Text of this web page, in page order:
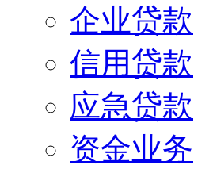
企业贷款
信用贷款
应急贷款
资金业务